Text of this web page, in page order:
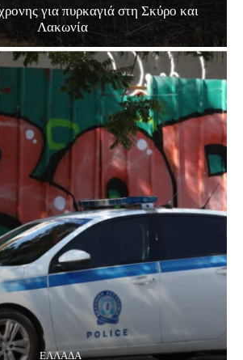
για πυρκαγιά στη Σκύρο και
Λακωνία
ΕΛΛΑΔΑ